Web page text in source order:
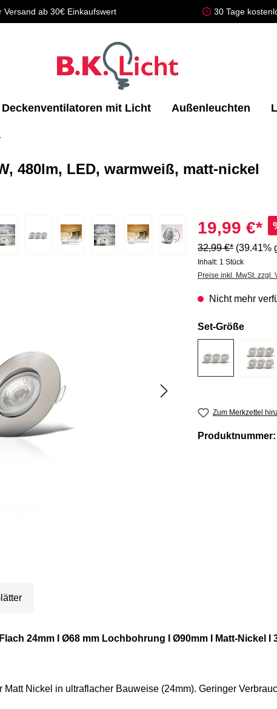
Versand ab 30€ Einkaufswert 30 Tage
Deckenventilatoren mit Licht Außenleuchten
480lm, LED, warmweiß, matt-nickel
19,99 €*
32,99 €* (39.41%
Inhalt: 1 Stück
Preise inkl. MwSt. zzgl.
Nicht mehr
Set-Größe
Zum Merkzettel
Produktnummer:
24mm I Ø68 mm Lochbohrung I Ø90mm I Matt-Nickel I
Nickel in ultraflacher Bauweise (24mm). Geringer